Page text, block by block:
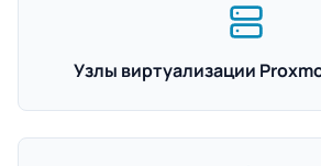
Узлы виртуализации